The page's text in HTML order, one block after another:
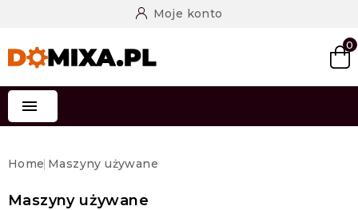
Moje konto
0

Home Maszyny używane
Maszyny używane